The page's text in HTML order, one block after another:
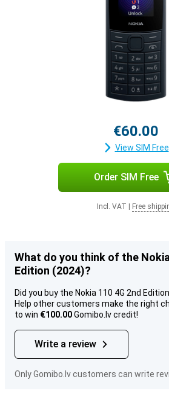
€60.00
View SIM Free
Order SIM Free
Incl. VAT Free
What do you think of the Nokia
Edition (2024)?
Did you buy the Nokia 110 4G 2nd
Help other customers make the right
to win €100.00Gomibo.lv credit!
Write a review
Only Gomibo.lv customers can write